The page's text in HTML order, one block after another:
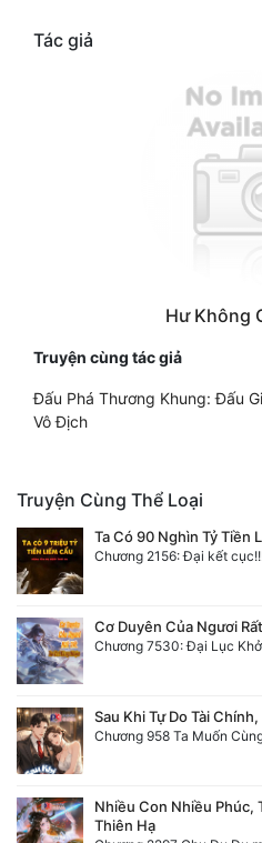
Tác giả
Hư Không
Truyện cùng tác giả
Đấu Phá Thương Khung: Đấu
Vô Địch
Truyện Cùng Thể Loại
Ta Có 90 Nghìn Tỷ Tiền
Chương 2156: Đại kết
Cơ Duyên Của Ngươi
Chương 7530: Đại Lục
Sau Khi Tự Do Tài
Nhiều Con Nhiều Phúc,
Thiên Hạ